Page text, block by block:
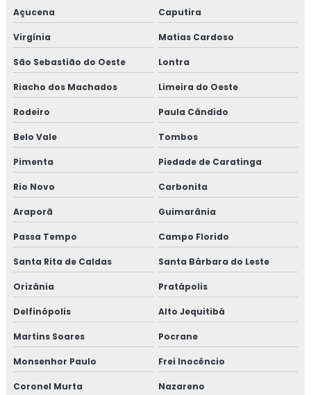
Açucena Caputira
Virgínia Matias Cardoso
São Sebastião do Oeste Lontra
Riacho dos Machados Limeira do Oeste
Rodeiro Paula Cândido
Belo Vale Tombos
Pimenta Piedade de Caratinga
Rio Novo Carbonita
Araporã Guimarânia
Passa Tempo Campo Florido
Santa Rita de Caldas Santa Bárbara do Leste
Orizânia Pratápolis
Delfinópolis Alto Jequitibá
Martins Soares Pocrane
Monsenhor Paulo Frei Inocêncio
Coronel Murta Nazareno